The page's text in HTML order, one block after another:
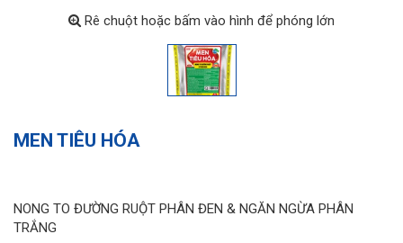
Rê chuột hoặc bấm vào hình để phóng lớn
MEN TIÊU HÓA
NONG TO ĐƯỜNG RUỘT PHÂN ĐEN & NGĂN NGỪA PHÂN
TRẮNG